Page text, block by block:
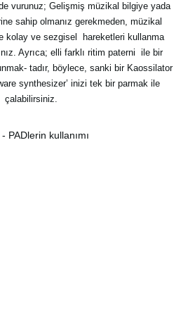
vurunuz; Gelişmiş müzikal bilgiye yada
sahip olmanız gerekmeden, müzikal
kolay ve sezgisel hareketleri kullanma
Ayrıca; elli farklı ritim paterni ile bir
tadır, böylece, sanki bir Kaossilator
synthesizer’ inizi tek bir parmak ile
çalabilirsiniz.
PADlerin kullanımı